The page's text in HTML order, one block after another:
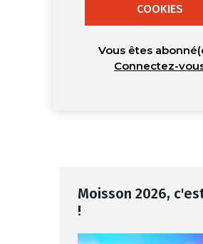
COOKIES
Vous êtes
Connectez-
Moisson 2026,
!